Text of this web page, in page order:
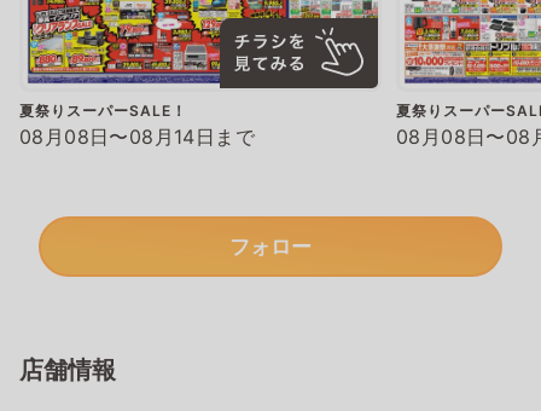
夏祭りスーパーSALE！
08月08日〜08月14日まで
夏祭りスーパー
08月08日〜08
フォロー
店舗情報